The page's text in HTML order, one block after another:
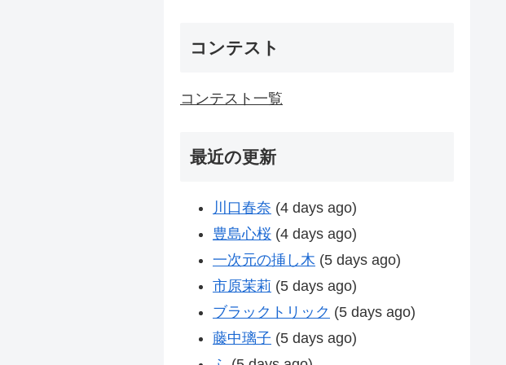
コンテスト
コンテスト一覧
最近の更新
川口春奈 (4 days ago)
豊島心桜 (4 days ago)
一次元の挿し木 (5 days ago)
市原茉莉 (5 days ago)
ブラックトリック (5 days ago)
藤中璃子 (5 days ago)